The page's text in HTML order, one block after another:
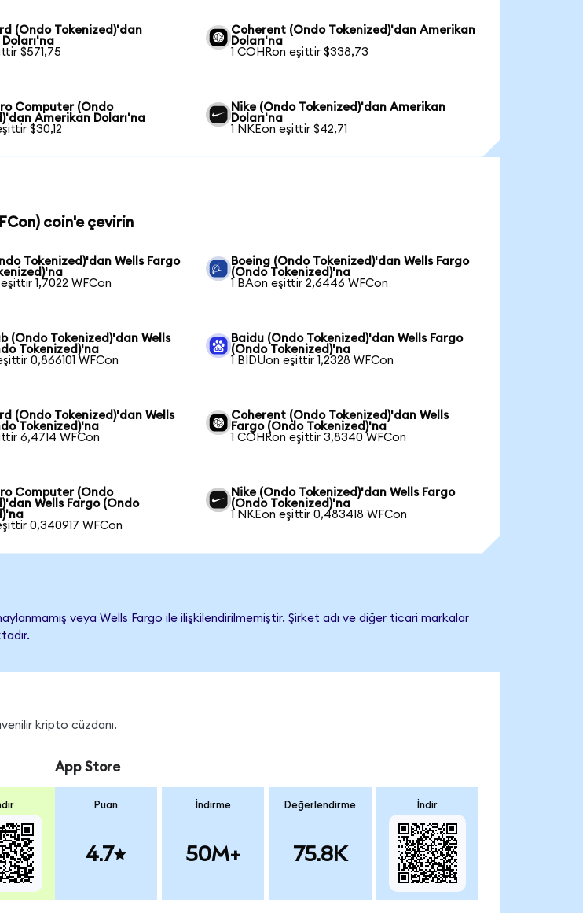
(Ondo Tokenized)'dan
$571,75
Coherent (Ondo Tokenized)'dan Amerikan
Doları'na
1 COHRon eşittir $338,73
Computer (Ondo
Amerikan Doları'na
$30,12
Nike (Ondo Tokenized)'dan Amerikan
Doları'na
1 NKEon eşittir $42,71
coin'e çevirin
Tokenized)'dan Wells Fargo
1,7022 WFCon
Boeing (Ondo Tokenized)'dan Wells Fargo
(Ondo Tokenized)'na
1 BAon eşittir 2,6446 WFCon
(Ondo Tokenized)'dan Wells
Tokenized)'na
0,866101 WFCon
Baidu (Ondo Tokenized)'dan Wells Fargo
(Ondo Tokenized)'na
1 BIDUon eşittir 1,2328 WFCon
(Ondo Tokenized)'dan Wells
Tokenized)'na
6,4714 WFCon
Coherent (Ondo Tokenized)'dan Wells
Fargo (Ondo Tokenized)'na
1 COHRon eşittir 3,8340 WFCon
Computer (Ondo
Wells Fargo (Ondo
0,340917 WFCon
Nike (Ondo Tokenized)'dan Wells Fargo
(Ondo Tokenized)'na
1 NKEon eşittir 0,483418 WFCon
veya Wells Fargo ile ilişkilendirilmemiştir. Şirket adı ve diğer ticari markalar
kripto cüzdanı.
App Store
Puan
4.7
İndirme
50M+
Değerlendirme
75.8K
İndir